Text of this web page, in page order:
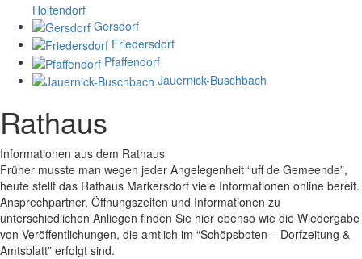
Holtendorf
Gersdorf
Friedersdorf
Pfaffendorf
Jauernick-Buschbach
Rathaus
Informationen aus dem Rathaus
Früher musste man wegen jeder Angelegenheit “uff de Gemeende”,
heute stellt das Rathaus Markersdorf viele Informationen online bereit.
Ansprechpartner, Öffnungszeiten und Informationen zu
unterschiedlichen Anliegen finden Sie hier ebenso wie die Wiedergabe
von Veröffentlichungen, die amtlich im “Schöpsboten – Dorfzeitung &
Amtsblatt” erfolgt sind.